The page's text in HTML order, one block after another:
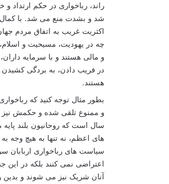
راند، رباخواری در حکم ارتداد
شد و بشدت منع می شد. با
اکثریت غریب به اتفاق مردم
چه در یهودیت، مسيحيت و
و مالی هستند و با سرمایه
در فریب دادن، به بردگی
هستند.
بطور مثال توجه کنيد که
و ممنوع تلقی شده و حکمش نيز
سال است که روحانيون بلند
های اعظم، نه تنها به هيچ وجه
سياست های رباخواری اربابان
اعتراضی نمی کنند بلکه در این
آنان شریک نيز می شوند و بدین